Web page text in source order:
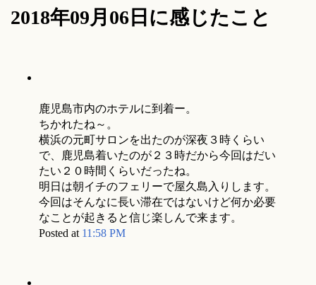
2018年09月06日に感じたこと
鹿児島市内のホテルに到着ー。
ちかれたね～。
横浜の元町サロンを出たのが深夜３時くらい
で、鹿児島着いたのが２３時だから今回はだい
たい２０時間くらいだったね。
明日は朝イチのフェリーで屋久島入りします。
今回はそんなに長い滞在ではないけど何か必要
なことが起きると信じ楽しんで来ます。
Posted at 11:58 PM